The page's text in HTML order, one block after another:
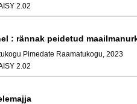
2.02
: rännak peidetud
Pimedate Raamatukogu, 2023
2.02